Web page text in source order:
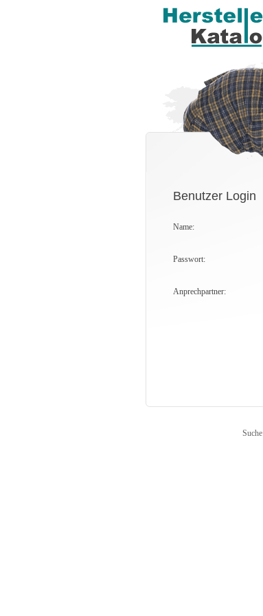
Benutzer Login
Name:
Passwort:
Anprechpartner:
Suche